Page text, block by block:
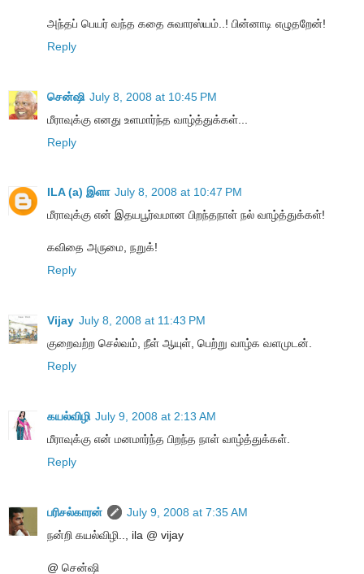
அந்தப் பெயர் வந்த கதை சுவாரஸ்யம்..! பின்னாடி எழுதறேன்!
Reply
சென்ஷி July 8, 2008 at 10:45 PM
மீராவுக்கு எனது உளமார்ந்த வாழ்த்துக்கள்...
Reply
ILA (a) இளா July 8, 2008 at 10:47 PM
மீராவுக்கு என் இதயபூர்வமான பிறந்தநாள் நல் வாழ்த்துக்கள்!
கவிதை அருமை, நறுக்!
Reply
Vijay July 8, 2008 at 11:43 PM
குறைவற்ற செல்வம், நீள் ஆயுள், பெற்று வாழ்க வளமுடன்.
Reply
கயல்விழி July 9, 2008 at 2:13 AM
மீராவுக்கு என் மனமார்ந்த பிறந்த நாள் வாழ்த்துக்கள்.
Reply
பரிசல்காரன்
July 9, 2008 at 7:35 AM
நன்றி கயல்விழி.., ila @ vijay
@ சென்ஷி